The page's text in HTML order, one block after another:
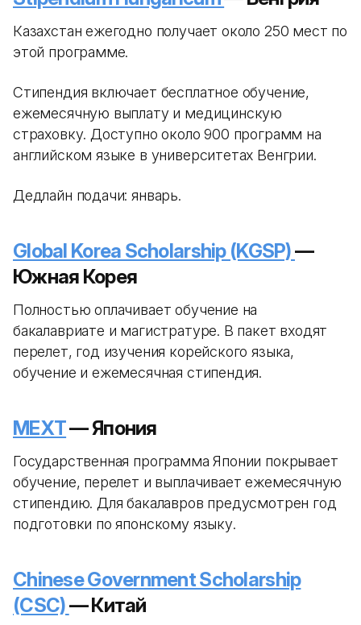
Казахстан ежегодно получает около 250 мест по
этой программе.
Стипендия включает бесплатное обучение,
ежемесячную выплату и медицинскую
страховку. Доступно около 900 программ на
английском языке в университетах Венгрии.
Дедлайн подачи: январь.
Global Korea Scholarship (KGSP)—
Южная Корея
Полностью оплачивает обучение на
бакалавриате и магистратуре. В пакет входят
перелет, год изучения корейского языка,
обучение и ежемесячная стипендия.
MEXT— Япония
Государственная программа Японии покрывает
обучение, перелет и выплачивает ежемесячную
стипендию. Для бакалавров предусмотрен год
подготовки по японскому языку.
Chinese Government Scholarship
(CSC)— Китай